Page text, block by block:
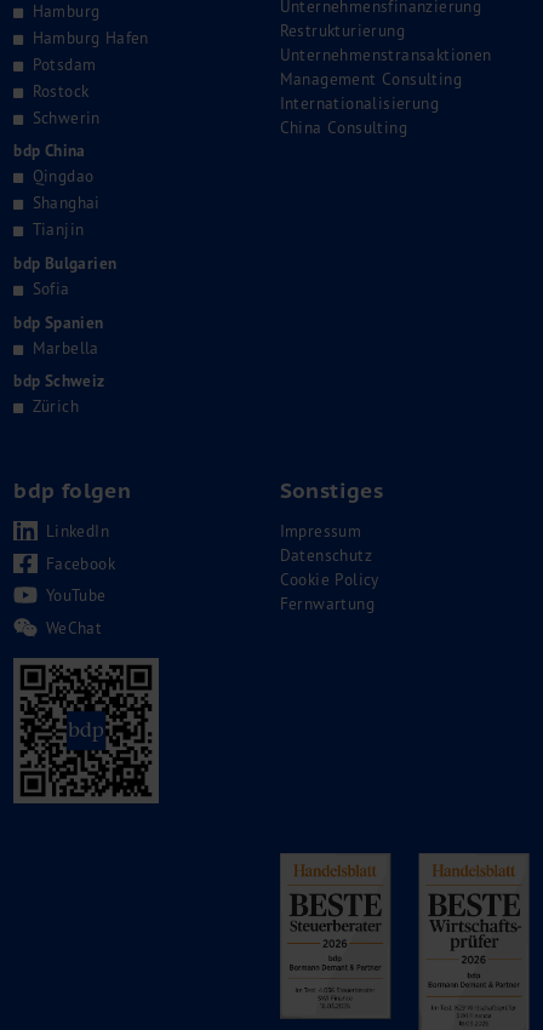
Hamburg
Hamburg Hafen
Potsdam
Rostock
Schwerin
bdp China
Qingdao
Shanghai
Tianjin
bdp Bulgarien
Sofia
bdp Spanien
Marbella
bdp Schweiz
Zürich
Unternehmensfinanzierung
Restrukturierung
Unternehmenstransaktionen
Management Consulting
Internationalisierung
China Consulting
bdp folgen
LinkedIn
Facebook
YouTube
WeChat
Sonstiges
Impressum
Datenschutz
Cookie Policy
Fernwartung